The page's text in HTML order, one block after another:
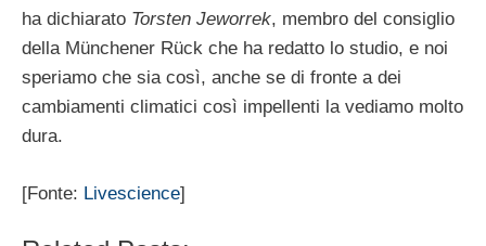
ha dichiarato Torsten Jeworrek, membro del consiglio
della Münchener Rück che ha redatto lo studio, e noi
speriamo che sia così, anche se di fronte a dei
cambiamenti climatici così impellenti la vediamo molto
dura.
[Fonte: Livescience]